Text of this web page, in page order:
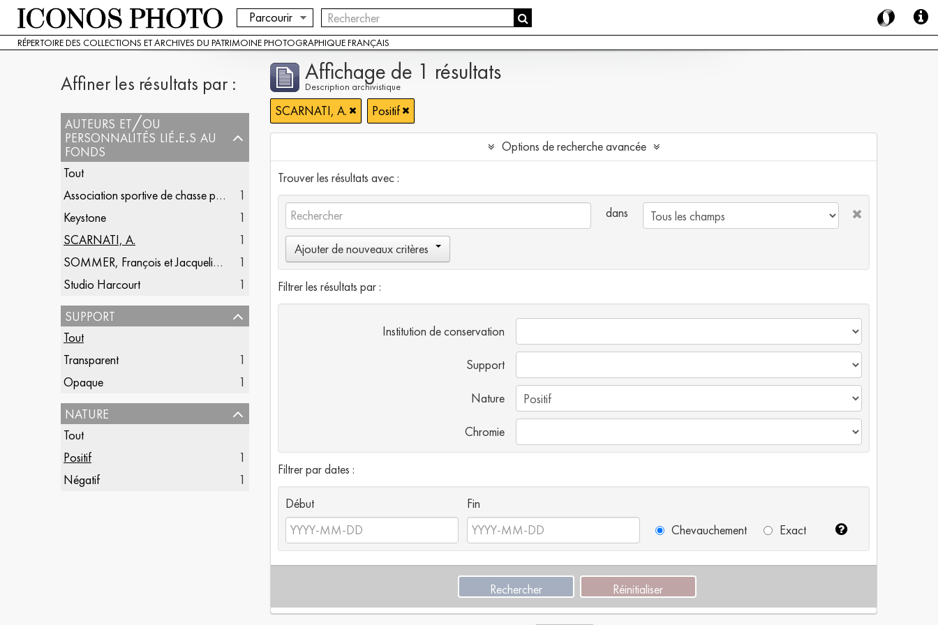
Parcourir
RÉPERTOIRE DES COLLECTIONS ET ARCHIVES DU PATRIMOINE PHOTOGRAPHIQUE FRANÇAIS
Affiner les résultats par :
auteurs et/ou
personnalités lié.e.s au
fonds
Tout
Association sportive de chasse photographique française
1
Keystone
1
SCARNATI, A.
1
SOMMER, François et Jacqueline (1904-1993)
1
Studio Harcourt
1
support
Tout
Transparent
1
Opaque
1
nature
Tout
Positif
1
Négatif
1
Affichage de 1 résultats
Description archivistique
SCARNATI, A. Positif
Options de recherche avancée
Trouver les résultats avec :
dans
Ajouter de nouveaux critères
Filtrer les résultats par :
Institution de conservation
Support
Nature
Chromie
Filtrer par dates :
Début
Fin
Chevauchement
Exact